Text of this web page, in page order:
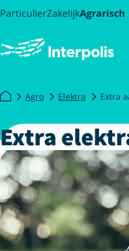
ParticulierZakelijkAgrarisch
Agro Elektra Extra
Extra